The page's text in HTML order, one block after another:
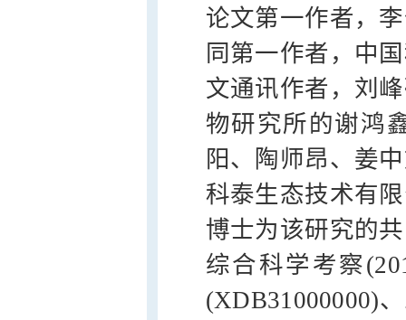
论文第一作者，
同第一作者，中
文通讯作者，刘
物研究所的谢鸿
阳、陶师昂、姜
科泰生态技术有
博士为该研究的
综合科学考察
(XDB31000000)